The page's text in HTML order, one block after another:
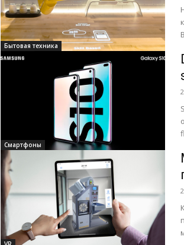
Бытовая техника
Смартфоны